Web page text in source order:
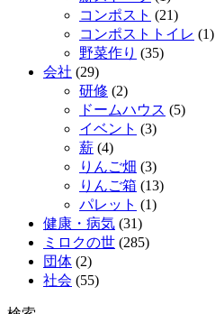
コンポスト (21)
コンポストトイレ (1)
野菜作り (35)
会社 (29)
研修 (2)
ドームハウス (5)
イベント (3)
薪 (4)
りんご畑 (3)
りんご箱 (13)
パレット (1)
健康・病気 (31)
ミロクの世 (285)
団体 (2)
社会 (55)